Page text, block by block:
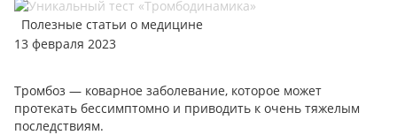
Полезные статьи о медицине
13 февраля 2023
Тромбоз — коварное заболевание, которое может
протекать бессимптомно и приводить к очень тяжелым
последствиям.